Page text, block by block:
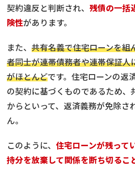
契約違反と判断され、 残債の一括
険性があります。
また、 共有名義で住宅ローンを組
者同士が連帯債務者や連帯保証人
がほとんどです。住宅ローンの返
の契約に基づくものであるため、
からといって、返済義務が免除さ
ん。
このように、 住宅ローンが残って
持分を放棄して関係を断ち切るこ